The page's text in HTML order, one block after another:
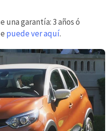
una garantía: 3 años ó
puede ver aquí.